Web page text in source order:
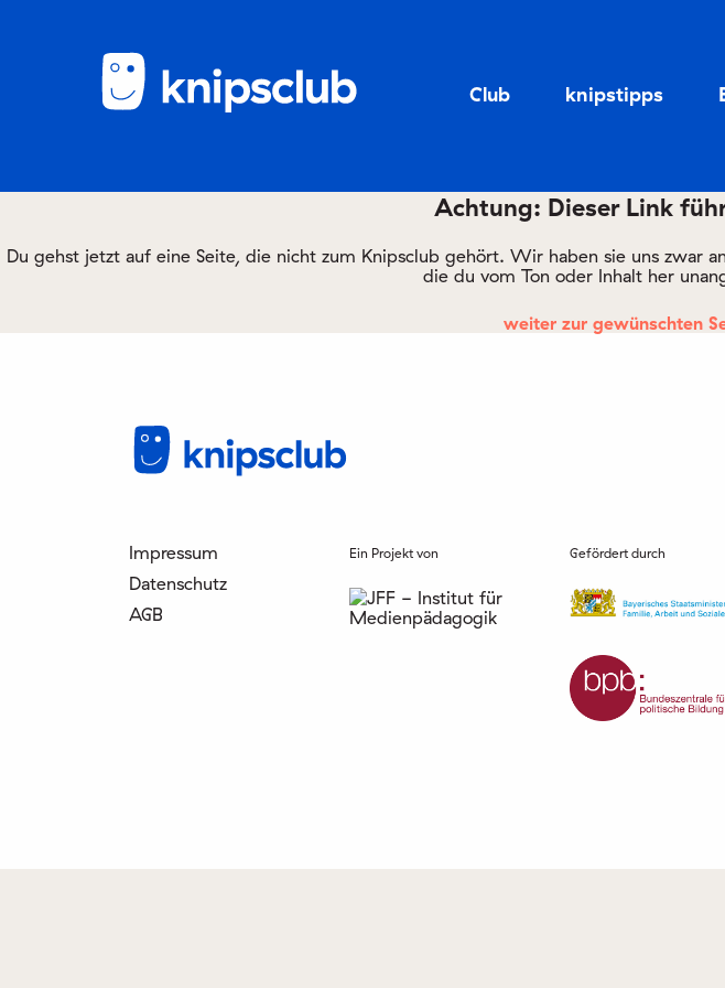
Club knipstipps
Achtung: Dieser Link
Du gehst jetzt auf eine Seite, die nicht zum Knipsclub gehört. Wir haben sie uns zwar
die du vom Ton oder Inhalt her
weiter zur gewünschten
Impressum
Datenschutz
AGB
Ein Projekt von Gefördert durch